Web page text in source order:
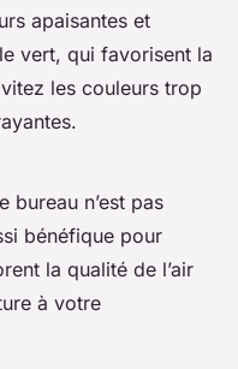
apaisantes et
vert, qui favorisent la
les couleurs trop
bureau n’est pas
bénéfique pour
la qualité de l’air
à votre